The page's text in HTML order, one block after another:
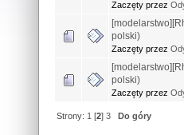
Zaczęty przez
polski)
Zaczęty przez
polski)
Zaczęty przez
Strony: 1 [2]3 Do góry